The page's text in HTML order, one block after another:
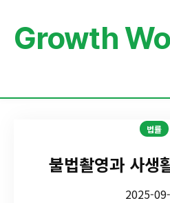
Growth
법률
불법촬영과 사생
2025-